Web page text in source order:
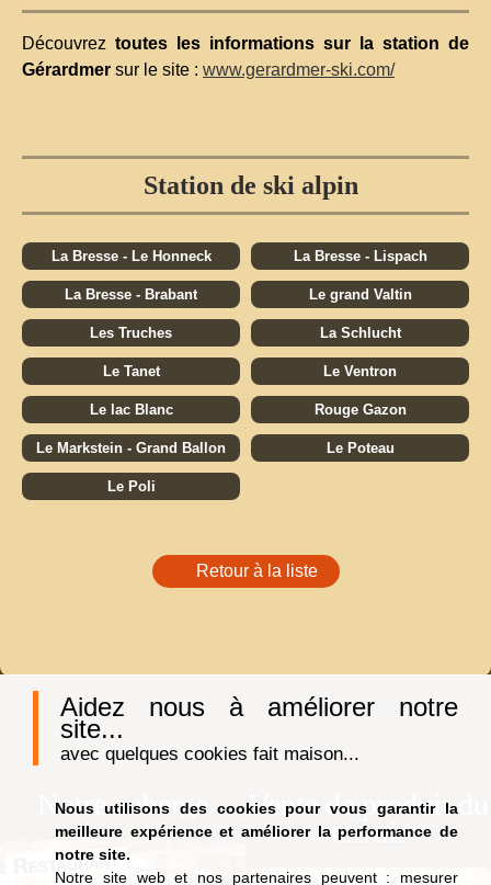
Aidez nous à améliorer notre
site...
avec quelques cookies fait maison...
Nous utilisons des cookies pour vous garantir la
meilleure expérience et améliorer la performance de
notre site.
Notre site web et nos partenaires peuvent : mesurer
Découvrez toutes les informations sur la station de
Gérardmer sur le site : www.gerardmer-ski.com/
Station de ski alpin
La Bresse - Le Honneck La Bresse - Lispach
La Bresse - Brabant Le grand Valtin
Les Truches La Schlucht
Le Tanet Le Ventron
Le lac Blanc Rouge Gazon
Le Markstein - Grand Ballon Le Poteau
Le Poli
Retour à la liste
Notre auberge
Vente de produit du
terroir